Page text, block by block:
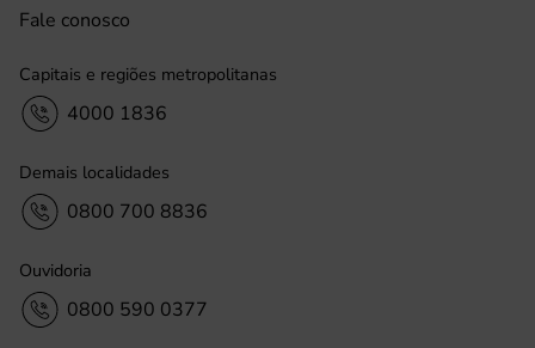
Fale conosco
Capitais e regiões metropolitanas
4000 1836
Demais localidades
0800 700 8836
Ouvidoria
0800 590 0377